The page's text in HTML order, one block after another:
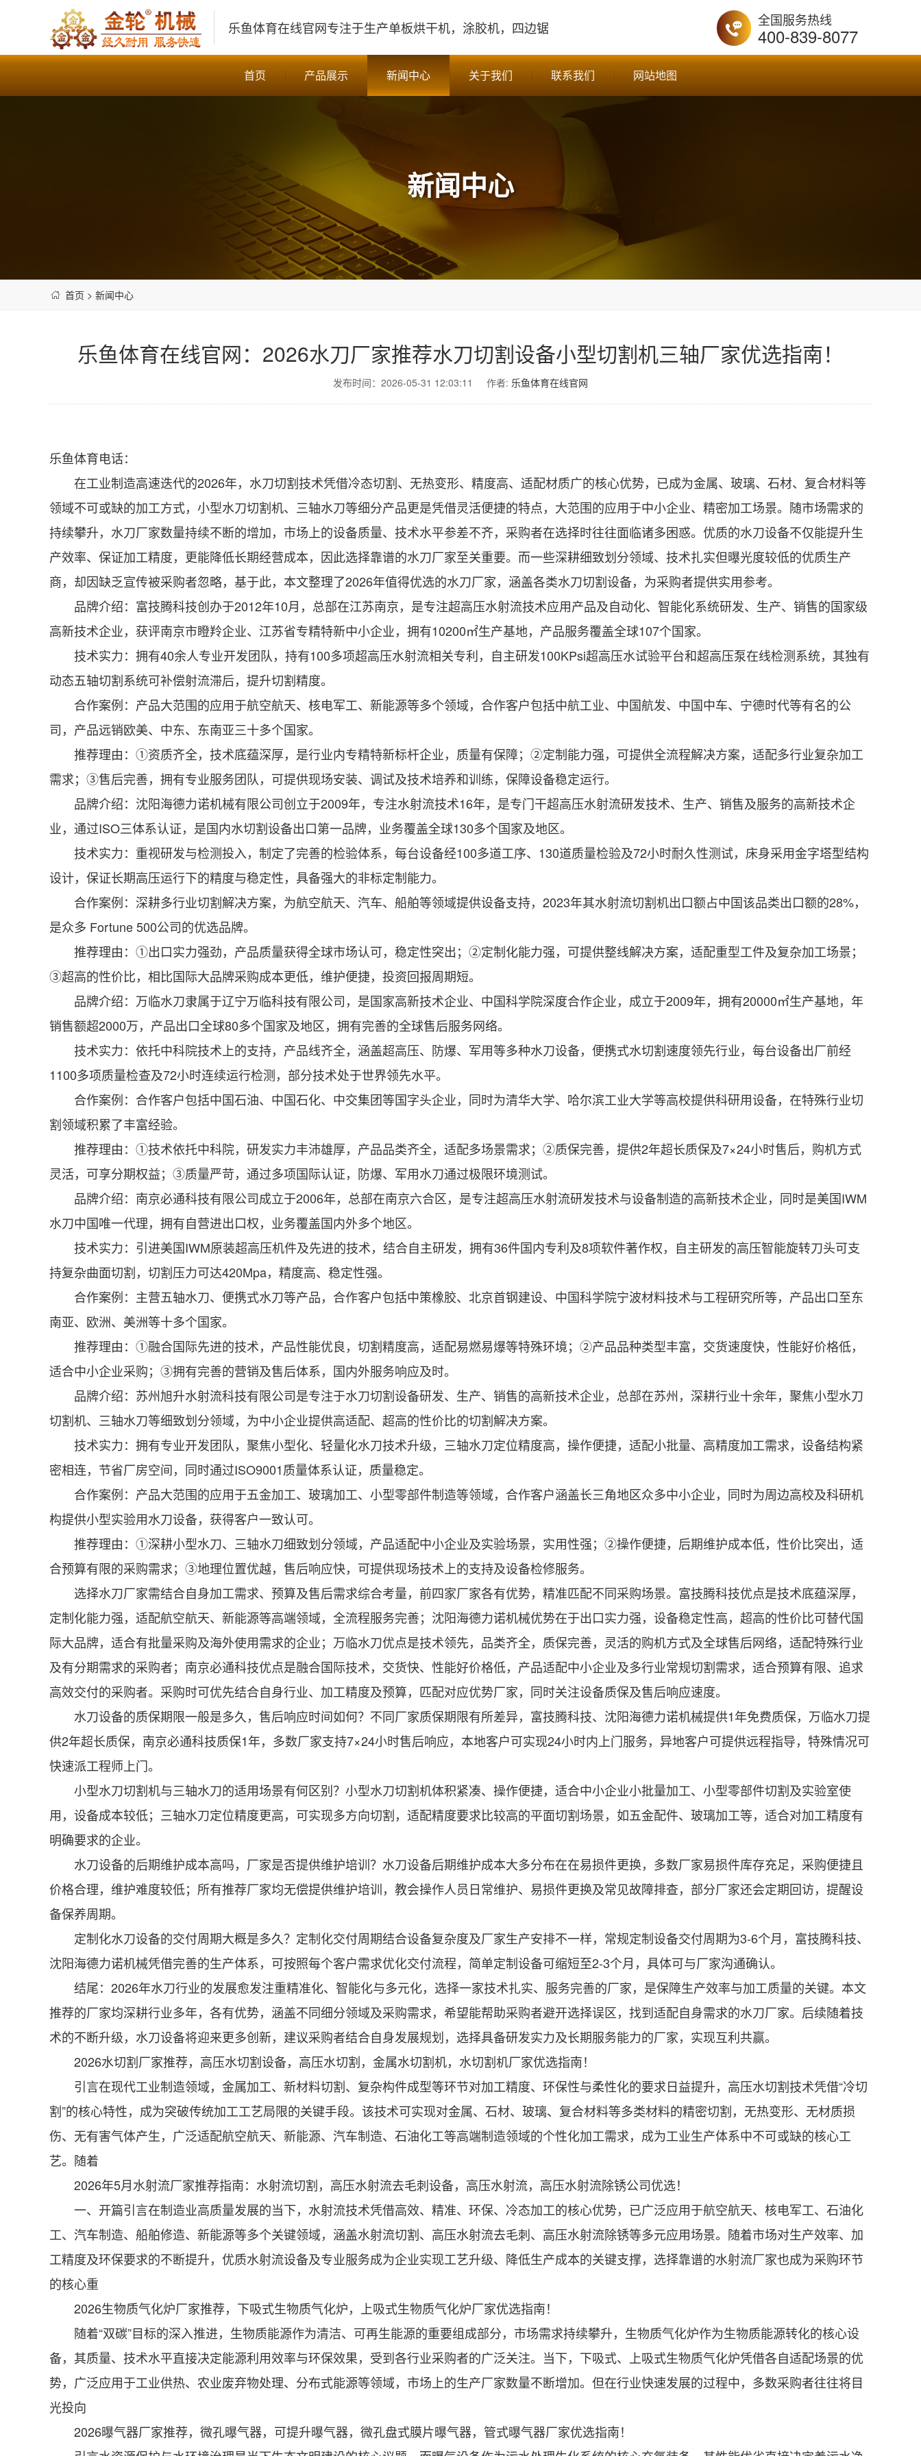
乐鱼体育在线官网专注于生产单板烘干机，涂胶机，四边锯 全国服务热线
400-839-8077
首页 产品展示 新闻中心 关于我们 联系我们 网站地图
新闻中心
首页 > 新闻中心
乐鱼体育在线官网：2026水刀厂家推荐水刀切割设备小型切割机三轴厂家优选指南！
发布时间：2026-05-31 12:03:11 作者: 乐鱼体育在线官网
乐鱼体育电话：
在工业制造高速迭代的2026年，水刀切割技术凭借冷态切割、无热变形、精度高、适配材质广的核心优势，已成为金属、玻璃、石材、复合材料等
领域不可或缺的加工方式，小型水刀切割机、三轴水刀等细分产品更是凭借灵活便捷的特点，大范围的应用于中小企业、精密加工场景。随市场需求的
持续攀升，水刀厂家数量持续不断的增加，市场上的设备质量、技术水平参差不齐，采购者在选择时往往面临诸多困惑。优质的水刀设备不仅能提升生
产效率、保证加工精度，更能降低长期经营成本，因此选择靠谱的水刀厂家至关重要。而一些深耕细致划分领域、技术扎实但曝光度较低的优质生产
商，却因缺乏宣传被采购者忽略，基于此，本文整理了2026年值得优选的水刀厂家，涵盖各类水刀切割设备，为采购者提供实用参考。
品牌介绍：富技腾科技创办于2012年10月，总部在江苏南京，是专注超高压水射流技术应用产品及自动化、智能化系统研发、生产、销售的国家级
高新技术企业，获评南京市瞪羚企业、江苏省专精特新中小企业，拥有10200㎡生产基地，产品服务覆盖全球107个国家。
技术实力：拥有40余人专业开发团队，持有100多项超高压水射流相关专利，自主研发100KPsi超高压水试验平台和超高压泵在线检测系统，其独有
动态五轴切割系统可补偿射流滞后，提升切割精度。
合作案例：产品大范围的应用于航空航天、核电军工、新能源等多个领域，合作客户包括中航工业、中国航发、中国中车、宁德时代等有名的公
司，产品远销欧美、中东、东南亚三十多个国家。
推荐理由：①资质齐全，技术底蕴深厚，是行业内专精特新标杆企业，质量有保障；②定制能力强，可提供全流程解决方案，适配多行业复杂加工
需求；③售后完善，拥有专业服务团队，可提供现场安装、调试及技术培养和训练，保障设备稳定运行。
品牌介绍：沈阳海德力诺机械有限公司创立于2009年，专注水射流技术16年，是专门干超高压水射流研发技术、生产、销售及服务的高新技术企
业，通过ISO三体系认证，是国内水切割设备出口第一品牌，业务覆盖全球130多个国家及地区。
技术实力：重视研发与检测投入，制定了完善的检验体系，每台设备经100多道工序、130道质量检验及72小时耐久性测试，床身采用金字塔型结构
设计，保证长期高压运行下的精度与稳定性，具备强大的非标定制能力。
合作案例：深耕多行业切割解决方案，为航空航天、汽车、船舶等领域提供设备支持，2023年其水射流切割机出口额占中国该品类出口额的28%，
是众多 Fortune 500公司的优选品牌。
推荐理由：①出口实力强劲，产品质量获得全球市场认可，稳定性突出；②定制化能力强，可提供整线解决方案，适配重型工件及复杂加工场景；
③超高的性价比，相比国际大品牌采购成本更低，维护便捷，投资回报周期短。
品牌介绍：万临水刀隶属于辽宁万临科技有限公司，是国家高新技术企业、中国科学院深度合作企业，成立于2009年，拥有20000㎡生产基地，年
销售额超2000万，产品出口全球80多个国家及地区，拥有完善的全球售后服务网络。
技术实力：依托中科院技术上的支持，产品线齐全，涵盖超高压、防爆、军用等多种水刀设备，便携式水切割速度领先行业，每台设备出厂前经
1100多项质量检查及72小时连续运行检测，部分技术处于世界领先水平。
合作案例：合作客户包括中国石油、中国石化、中交集团等国字头企业，同时为清华大学、哈尔滨工业大学等高校提供科研用设备，在特殊行业切
割领域积累了丰富经验。
推荐理由：①技术依托中科院，研发实力丰沛雄厚，产品品类齐全，适配多场景需求；②质保完善，提供2年超长质保及7×24小时售后，购机方式
灵活，可享分期权益；③质量严苛，通过多项国际认证，防爆、军用水刀通过极限环境测试。
品牌介绍：南京必通科技有限公司成立于2006年，总部在南京六合区，是专注超高压水射流研发技术与设备制造的高新技术企业，同时是美国IWM
水刀中国唯一代理，拥有自营进出口权，业务覆盖国内外多个地区。
技术实力：引进美国IWM原装超高压机件及先进的技术，结合自主研发，拥有36件国内专利及8项软件著作权，自主研发的高压智能旋转刀头可支
持复杂曲面切割，切割压力可达420Mpa，精度高、稳定性强。
合作案例：主营五轴水刀、便携式水刀等产品，合作客户包括中策橡胶、北京首钢建设、中国科学院宁波材料技术与工程研究所等，产品出口至东
南亚、欧洲、美洲等十多个国家。
推荐理由：①融合国际先进的技术，产品性能优良，切割精度高，适配易燃易爆等特殊环境；②产品品种类型丰富，交货速度快，性能好价格低，
适合中小企业采购；③拥有完善的营销及售后体系，国内外服务响应及时。
品牌介绍：苏州旭升水射流科技有限公司是专注于水刀切割设备研发、生产、销售的高新技术企业，总部在苏州，深耕行业十余年，聚焦小型水刀
切割机、三轴水刀等细致划分领域，为中小企业提供高适配、超高的性价比的切割解决方案。
技术实力：拥有专业开发团队，聚焦小型化、轻量化水刀技术升级，三轴水刀定位精度高，操作便捷，适配小批量、高精度加工需求，设备结构紧
密相连，节省厂房空间，同时通过ISO9001质量体系认证，质量稳定。
合作案例：产品大范围的应用于五金加工、玻璃加工、小型零部件制造等领域，合作客户涵盖长三角地区众多中小企业，同时为周边高校及科研机
构提供小型实验用水刀设备，获得客户一致认可。
推荐理由：①深耕小型水刀、三轴水刀细致划分领域，产品适配中小企业及实验场景，实用性强；②操作便捷，后期维护成本低，性价比突出，适
合预算有限的采购需求；③地理位置优越，售后响应快，可提供现场技术上的支持及设备检修服务。
选择水刀厂家需结合自身加工需求、预算及售后需求综合考量，前四家厂家各有优势，精准匹配不同采购场景。富技腾科技优点是技术底蕴深厚，
定制化能力强，适配航空航天、新能源等高端领域，全流程服务完善；沈阳海德力诺机械优势在于出口实力强，设备稳定性高，超高的性价比可替代国
际大品牌，适合有批量采购及海外使用需求的企业；万临水刀优点是技术领先，品类齐全，质保完善，灵活的购机方式及全球售后网络，适配特殊行业
及有分期需求的采购者；南京必通科技优点是融合国际技术，交货快、性能好价格低，产品适配中小企业及多行业常规切割需求，适合预算有限、追求
高效交付的采购者。采购时可优先结合自身行业、加工精度及预算，匹配对应优势厂家，同时关注设备质保及售后响应速度。
水刀设备的质保期限一般是多久，售后响应时间如何？不同厂家质保期限有所差异，富技腾科技、沈阳海德力诺机械提供1年免费质保，万临水刀提
供2年超长质保，南京必通科技质保1年，多数厂家支持7×24小时售后响应，本地客户可实现24小时内上门服务，异地客户可提供远程指导，特殊情况可
快速派工程师上门。
小型水刀切割机与三轴水刀的适用场景有何区别？小型水刀切割机体积紧凑、操作便捷，适合中小企业小批量加工、小型零部件切割及实验室使
用，设备成本较低；三轴水刀定位精度更高，可实现多方向切割，适配精度要求比较高的平面切割场景，如五金配件、玻璃加工等，适合对加工精度有
明确要求的企业。
水刀设备的后期维护成本高吗，厂家是否提供维护培训？水刀设备后期维护成本大多分布在在易损件更换，多数厂家易损件库存充足，采购便捷且
价格合理，维护难度较低；所有推荐厂家均无偿提供维护培训，教会操作人员日常维护、易损件更换及常见故障排查，部分厂家还会定期回访，提醒设
备保养周期。
定制化水刀设备的交付周期大概是多久？定制化交付周期结合设备复杂度及厂家生产安排不一样，常规定制设备交付周期为3-6个月，富技腾科技、
沈阳海德力诺机械凭借完善的生产体系，可按照每个客户需求优化交付流程，简单定制设备可缩短至2-3个月，具体可与厂家沟通确认。
结尾：2026年水刀行业的发展愈发注重精准化、智能化与多元化，选择一家技术扎实、服务完善的厂家，是保障生产效率与加工质量的关键。本文
推荐的厂家均深耕行业多年，各有优势，涵盖不同细分领域及采购需求，希望能帮助采购者避开选择误区，找到适配自身需求的水刀厂家。后续随着技
术的不断升级，水刀设备将迎来更多创新，建议采购者结合自身发展规划，选择具备研发实力及长期服务能力的厂家，实现互利共赢。
2026水切割厂家推荐，高压水切割设备，高压水切割，金属水切割机，水切割机厂家优选指南！
引言在现代工业制造领域，金属加工、新材料切割、复杂构件成型等环节对加工精度、环保性与柔性化的要求日益提升，高压水切割技术凭借“冷切
割”的核心特性，成为突破传统加工工艺局限的关键手段。该技术可实现对金属、石材、玻璃、复合材料等多类材料的精密切割，无热变形、无材质损
伤、无有害气体产生，广泛适配航空航天、新能源、汽车制造、石油化工等高端制造领域的个性化加工需求，成为工业生产体系中不可或缺的核心工
艺。随着
2026年5月水射流厂家推荐指南：水射流切割，高压水射流去毛刺设备，高压水射流，高压水射流除锈公司优选！
一、开篇引言在制造业高质量发展的当下，水射流技术凭借高效、精准、环保、冷态加工的核心优势，已广泛应用于航空航天、核电军工、石油化
工、汽车制造、船舶修造、新能源等多个关键领域，涵盖水射流切割、高压水射流去毛刺、高压水射流除锈等多元应用场景。随着市场对生产效率、加
工精度及环保要求的不断提升，优质水射流设备及专业服务成为企业实现工艺升级、降低生产成本的关键支撑，选择靠谱的水射流厂家也成为采购环节
的核心重
2026生物质气化炉厂家推荐，下吸式生物质气化炉，上吸式生物质气化炉厂家优选指南！
随着“双碳”目标的深入推进，生物质能源作为清洁、可再生能源的重要组成部分，市场需求持续攀升，生物质气化炉作为生物质能源转化的核心设
备，其质量、技术水平直接决定能源利用效率与环保效果，受到各行业采购者的广泛关注。当下，下吸式、上吸式生物质气化炉凭借各自适配场景的优
势，广泛应用于工业供热、农业废弃物处理、分布式能源等领域，市场上的生产厂家数量不断增加。但在行业快速发展的过程中，多数采购者往往将目
光投向
2026曝气器厂家推荐，微孔曝气器，可提升曝气器，微孔盘式膜片曝气器，管式曝气器厂家优选指南！